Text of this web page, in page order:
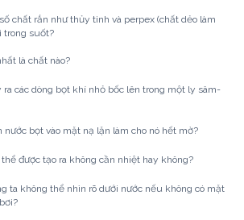
chất rắn như thủy tinh và perpex (chất dẻo làm
trong suốt?
là chất nào?
ra các dòng bọt khí nhỏ bốc lên trong một ly sâm-
nước bọt vào mặt nạ lặn làm cho nó hết mờ?
thể được tạo ra không cần nhiệt hay không?
ta không thể nhìn rõ dưới nước nếu không có mặt